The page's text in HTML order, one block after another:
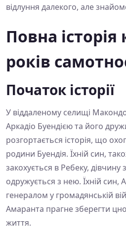
відлуння далекого, але
Повна
років
Початок історії
У віддаленому селищі
Аркадіо Буендією та його
розгортається історія, що
родини Буендія. Їхній син,
закохується в Ребеку,
одружується з нею. Їхній син,
генералом у громадянській
Амаранта прагне зберегти
життя.